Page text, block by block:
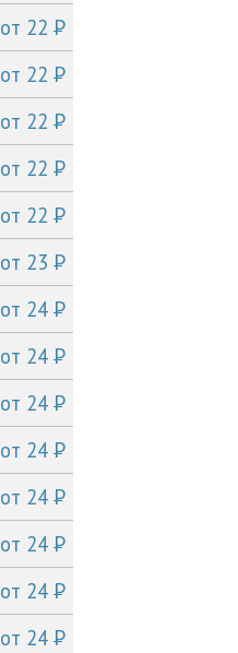
от 22P
от 22P
от 22P
от 22P
от 22P
от 23P
от 24P
от 24P
от 24P
от 24P
от 24P
от 24P
от 24P
от 24P